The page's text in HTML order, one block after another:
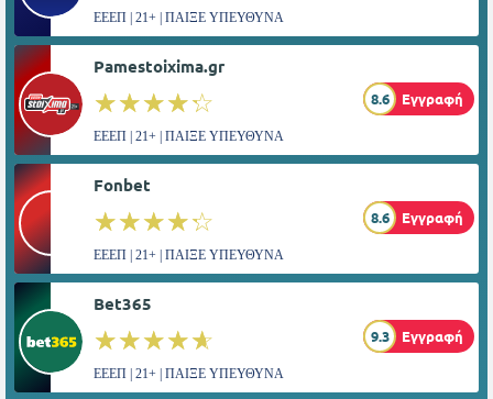
ΕΕΕΠ | 21+ | ΠΑΙΞΕ ΥΠΕΥΘΥΝΑ
Pamestoixima.gr
☆☆☆☆☆
★★★★★ 8.6 Εγγραφή
ΕΕΕΠ | 21+ | ΠΑΙΞΕ ΥΠΕΥΘΥΝΑ
Fonbet
☆☆☆☆☆
★★★★★ 8.6 Εγγραφή
ΕΕΕΠ | 21+ | ΠΑΙΞΕ ΥΠΕΥΘΥΝΑ
Bet365
☆☆☆☆☆
★★★★★ 9.3 Εγγραφή
ΕΕΕΠ | 21+ | ΠΑΙΞΕ ΥΠΕΥΘΥΝΑ